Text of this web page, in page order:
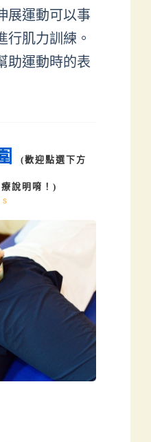
展運動可以事
行肌力訓練。
助運動時的表
(歡迎點選下方
說明唷！)
候群